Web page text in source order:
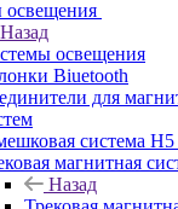
Назад
освещения
Biuetooth
для
система
магнитная
Назад